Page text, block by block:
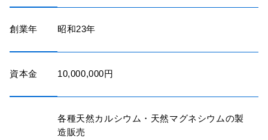
扱
創業年 昭和23年
資本金 10,000,000円
各種天然カルシウム・天然マグネシウムの製
造販売